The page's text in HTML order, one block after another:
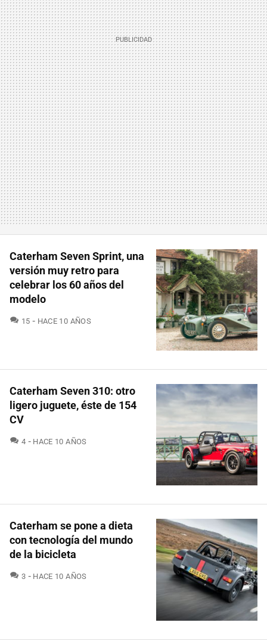
Caterham Seven Sprint, una
versión muy retro para
celebrar los 60 años del
modelo
15 COMENTARIOS
HACE 10 AÑOS
Caterham Seven 310: otro
ligero juguete, éste de 154
CV
4 COMENTARIOS
HACE 10 AÑOS
Caterham se pone a dieta
con tecnología del mundo
de la bicicleta
3 COMENTARIOS
HACE 10 AÑOS